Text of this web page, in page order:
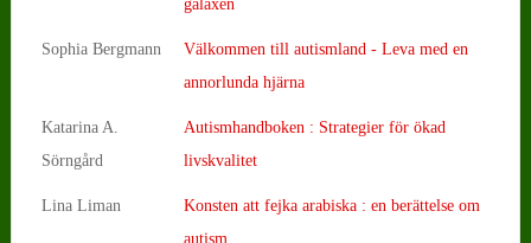
galaxen
Sophia Bergmann
Välkommen till autismland - Leva med en
annorlunda hjärna
Katarina A.
Sörngård
Autismhandboken : Strategier för ökad
livskvalitet
Lina Liman
Konsten att fejka arabiska : en berättelse om
autism